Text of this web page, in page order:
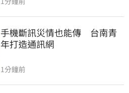
手機斷訊災情也能傳　台南青
年打造通訊網
1分鐘前